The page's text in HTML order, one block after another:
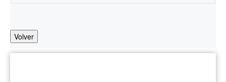
Volver